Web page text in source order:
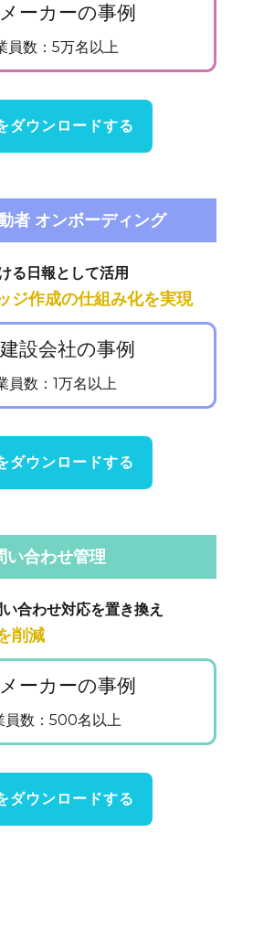
ーカーの事例
員数：5万名以上
ダウンロードする
者 オンボーディング
る日報として活用
ジ作成の仕組み化を実現
設会社の事例
員数：1万名以上
ダウンロードする
い合わせ管理
合わせ対応を置き換え
削減
ーカーの事例
員数：500名以上
ダウンロードする